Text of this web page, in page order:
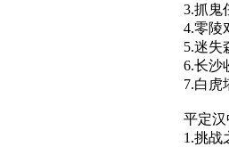
3.抓鬼
4.零陵
5.迷失
6.长沙
7.白虎
平定汉
1.挑战